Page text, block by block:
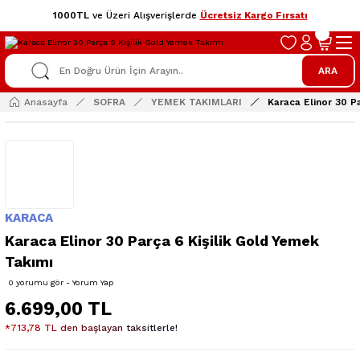
1000TLve Üzeri Alışverişlerde Ücretsiz Kargo Fırsatı
ARA
Anasayfa SOFRA YEMEK TAKIMLARI Karaca Elinor 30
KARACA
Karaca Elinor 30 Parça 6 Kişilik Gold Yemek
Takımı
0 yorumu gör - Yorum Yap
6.699,00 TL
*713,78 TL den başlayan taksitlerle!